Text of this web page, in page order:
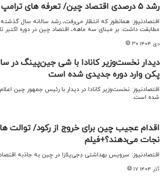
رشد ۵ درصدی اقتصاد چین/ تعرفه های ترامپ شکست خورد
اقتصادنیوز: همانطور که انتظار می‌رفت، رشد سالانه سال
مطابقت داشت. بر مبنای سه ماهه، اقتصاد چین در دوره اکتبر تا دسامبر، ۱.۲
۳۰ دی ۱۴۰۴
دیدار نخست‌وزیر کانادا با شی جین‌پینگ در
پکن وارد دوره جدیدی شده است
اقتصادنیوز: نخست‌وزیر کانادا در دیدار با رئیس جمهور چین
شده است.
اقدام عجیب چین برای خروج از رکود/ توالت‌
نجات می‌دهند؟+فیلم
اقتصادنیوز: سرویس بهداشتی دِجی‌پلازا در چین به جاذبه
۱۷ آذر ۱۴۰۴